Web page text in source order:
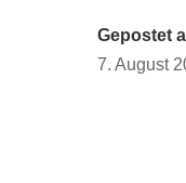
Gepostet
7. August